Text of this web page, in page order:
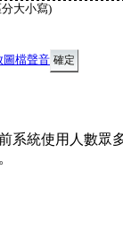
大小寫)
圖檔聲音
系統使用人數眾